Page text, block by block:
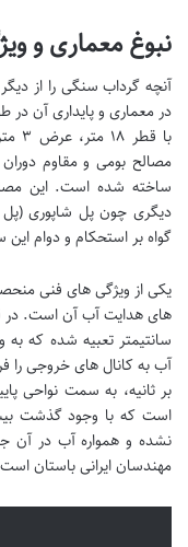
نبوغ معماری و
آنچه گرداب سنگی را از
در معماری و پایداری آن
مصالح بومی و مقاوم
ساخته شده است. این
دیگری چون پل شاپوری (پل
گواه بر استحکام و دوام
یکی از ویژگی های فنی
سانتیمتر تعبیه شده که
بر ثانیه، به سمت نواحی
است که با وجود گذشت
نشده و همواره آب در آن
مهندسان ایرانی باستان